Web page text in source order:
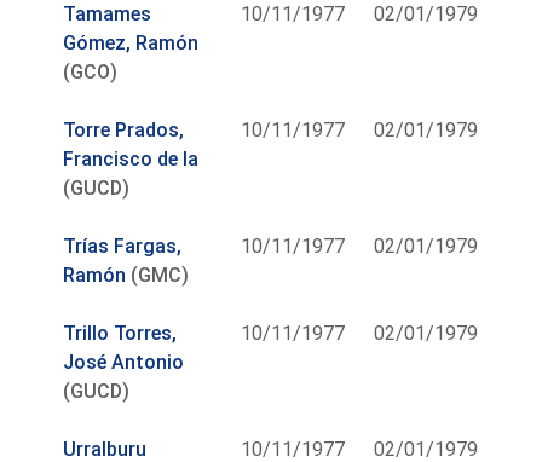
Tamames
Gómez, Ramón
(GCO)
10/11/1977 02/01/1979
Torre Prados,
Francisco de la
(GUCD)
10/11/1977 02/01/1979
Trías Fargas,
Ramón (GMC)
10/11/1977 02/01/1979
Trillo Torres,
José Antonio
(GUCD)
10/11/1977 02/01/1979
Urralburu
10/11/1977 02/01/1979